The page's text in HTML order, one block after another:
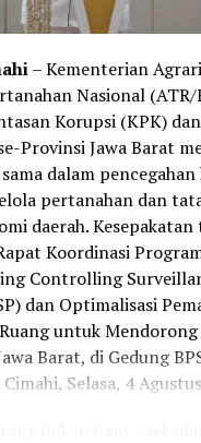
pilar ekonomi
terus memperkuat
mendukung
kesejahteraan
– Kementerian
Nasional (ATR/
Korupsi (KPK)
Provinsi Jawa Barat
dalam
pertanahan dan
daerah.
Koordinasi
Controlling
dan Optimalisasi
untuk
Barat, di Gedung
Selasa, 4